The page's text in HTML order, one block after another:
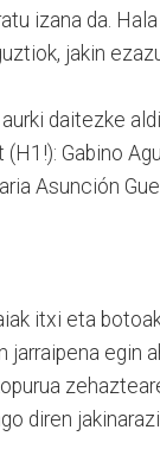
izana da.
jakin
daitezke
Gabino
Asunción
itxi eta
egin
diren